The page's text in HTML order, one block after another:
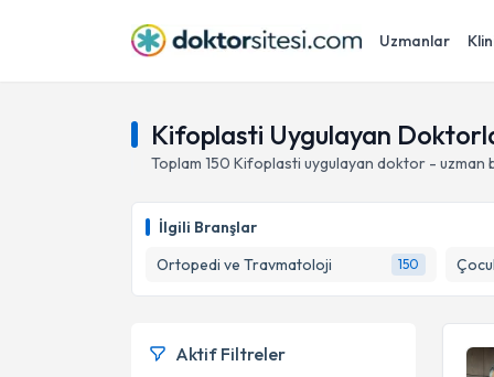
Uzmanlar
Kifoplasti Uygulayan
Toplam 150 Kifoplasti uygulayan doktor - uzman
İlgili Branşlar
Ortopedi ve Travmatoloji
150
Aktif Filtreler